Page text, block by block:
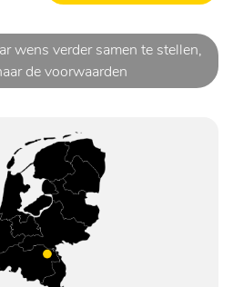
wens verder samen te stellen,
de voorwaarden